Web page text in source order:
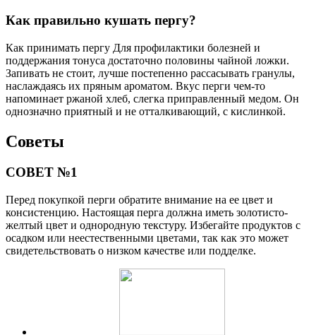
Как правильно кушать пергу?
Как принимать пергу Для профилактики болезней и
поддержания тонуса достаточно половины чайной ложки.
Запивать не стоит, лучше постепенно рассасывать гранулы,
наслаждаясь их пряным ароматом. Вкус перги чем-то
напоминает ржаной хлеб, слегка приправленный медом. Он
однозначно приятный и не отталкивающий, с кислинкой.
Советы
СОВЕТ №1
Перед покупкой перги обратите внимание на ее цвет и
консистенцию. Настоящая перга должна иметь золотисто-
желтый цвет и однородную текстуру. Избегайте продуктов с
осадком или неестественными цветами, так как это может
свидетельствовать о низком качестве или подделке.